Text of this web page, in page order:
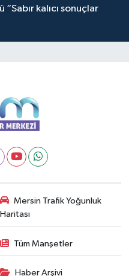
kalıcı sonuçlar
Mersin Trafik Yoğunluk
Haritası
Tüm Manşetler
Haber Arşivi